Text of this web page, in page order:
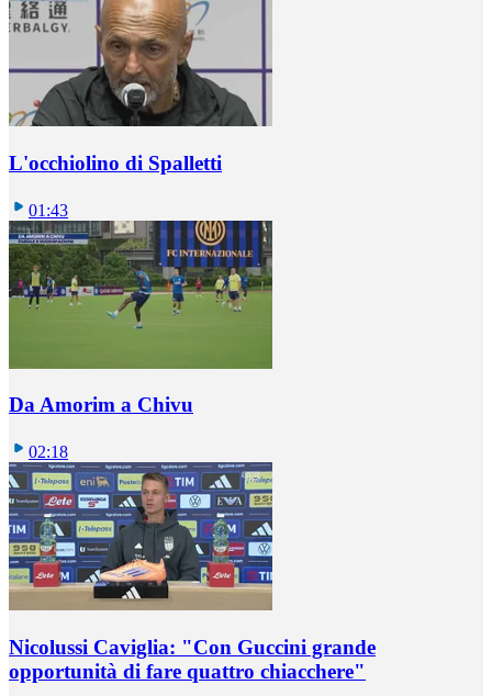
L'occhiolino di Spalletti
01:43
Da Amorim a Chivu
02:18
Nicolussi Caviglia: "Con Guccini grande
opportunità di fare quattro chiacchere"